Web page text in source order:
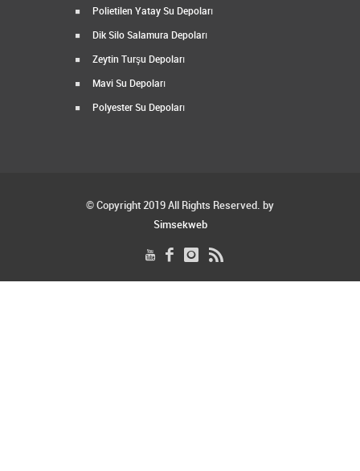
Polietilen Yatay Su Depoları
Dik Silo Salamura Depoları
Zeytin Turşu Depoları
Mavi Su Depoları
Polyester Su Depoları
© Copyright 2019 All Rights Reserved. by
Simsekweb